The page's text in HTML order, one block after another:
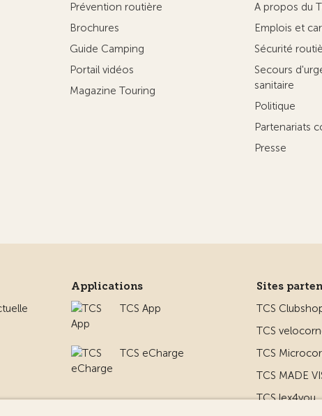
Prévention routière
Brochures
Guide Camping
Portail vidéos
Magazine Touring
A propos du
Emplois et
Sécurité
Secours
sanitaire
Politique
Partenariats
Presse
Applications
TCS App
TCS eCharge
Sites
TCS
TCS
TCS
TCS MADE
TCS lex4you